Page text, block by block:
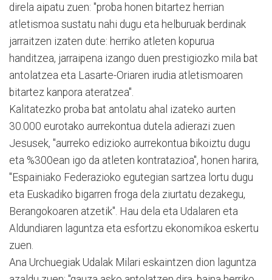
direla aipatu zuen: "proba honen bitartez herrian
atletismoa sustatu nahi dugu eta helburuak berdinak
jarraitzen izaten dute: herriko atleten kopurua
handitzea, jarraipena izango duen prestigiozko mila bat
antolatzea eta Lasarte-Oriaren irudia atletismoaren
bitartez kanpora ateratzea".
Kalitatezko proba bat antolatu ahal izateko aurten
30.000 eurotako aurrekontua dutela adierazi zuen
Jesusek, "aurreko edizioko aurrekontua bikoiztu dugu
eta %300ean igo da atleten kontratazioa", honen harira,
"Espainiako Federazioko egutegian sartzea lortu dugu
eta Euskadiko bigarren froga dela ziurtatu dezakegu,
Berangokoaren atzetik". Hau dela eta Udalaren eta
Aldundiaren laguntza eta esfortzu ekonomikoa eskertu
zuen.
Ana Urchuegiak Udalak Milari eskaintzen dion laguntza